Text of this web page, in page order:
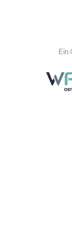
SEITENFUSS
Ein